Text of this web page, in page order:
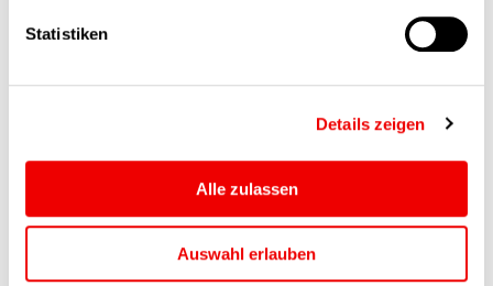
Statistiken
Details zeigen
Alle zulassen
Auswahl erlauben
Ähnliche Beiträge